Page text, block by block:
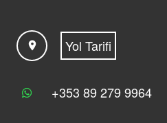
location_on Yol Tarifi
+353 89 279 9964